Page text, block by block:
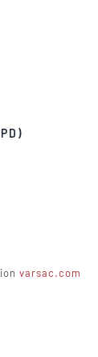
varsac.com